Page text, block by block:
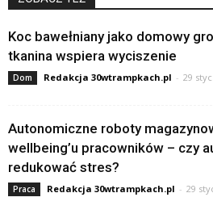
Koc bawełniany jako domowy
tkanina wspiera wyciszenie
Dom Redakcja 30wtrampkach.pl - 29
Autonomiczne roboty
wellbeing’u pracowników – czy
redukować stres?
Praca Redakcja 30wtrampkach.pl - 29